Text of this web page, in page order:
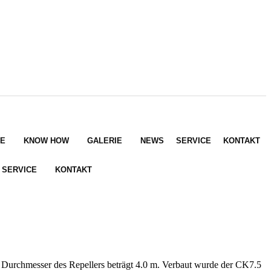
KNOW HOW GALERIE NEWS SERVICE KONTAKT
SERVICE KONTAKT
des Repellers beträgt 4.0 m. Verbaut wurde der CK7.5